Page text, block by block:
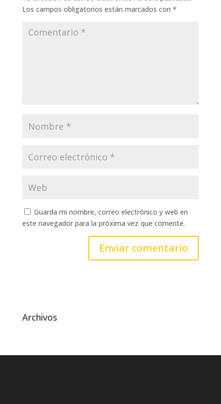
Los campos obligatorios están marcados con *
Guarda mi nombre, correo electrónico y web en
este navegador para la próxima vez que comente.
Archivos